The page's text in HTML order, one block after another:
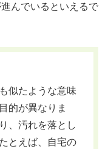
んでいるといえるで
似たような意味
的が異なりま
、汚れを落とし
とえば、自宅の